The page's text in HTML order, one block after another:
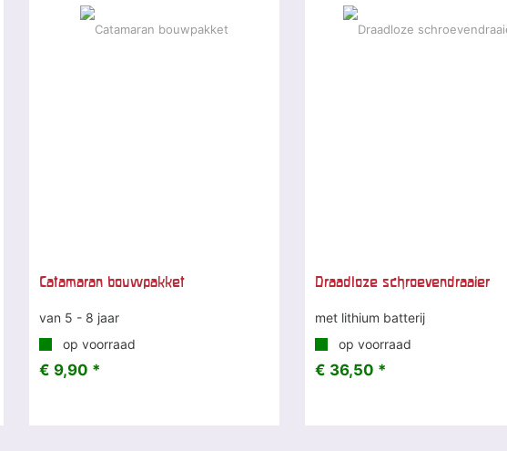
Catamaran bouwpakket
van 5 - 8 jaar
op voorraad
€ 9,90 *
Draadloze schroevendraaier
met lithium batterij
op voorraad
€ 36,50 *